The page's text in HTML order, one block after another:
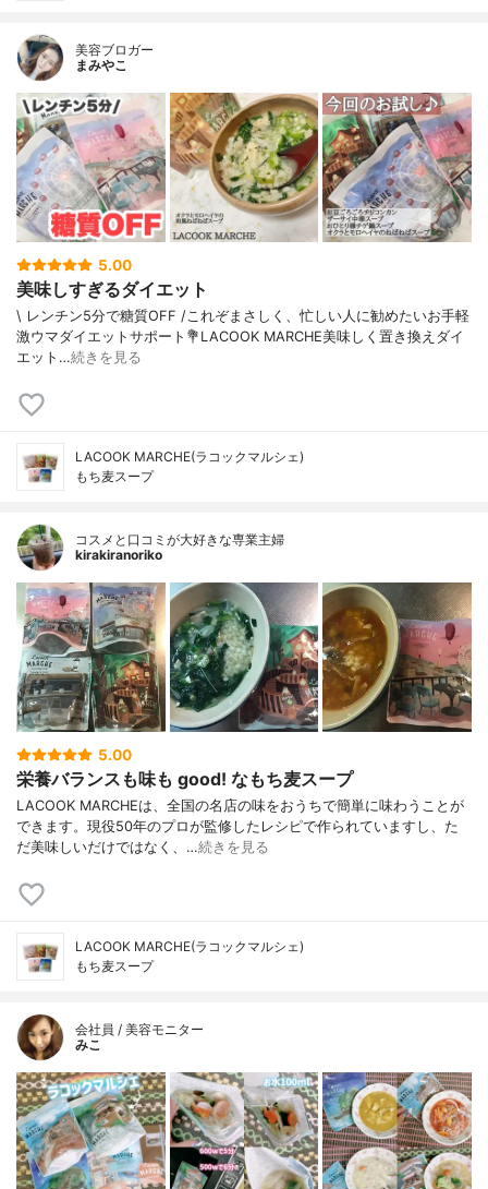
美容ブロガー
まみやこ
5.00
美味しすぎるダイエット
\ レンチン5分で糖質OFF /⁡これぞまさしく、忙しい人に勧めたいお手軽
激ウマダイエットサポート⁡⁡💐LACOOK MARCHE⁡⁡美味しく置き換えダイ
エット…続きを見る
LACOOK MARCHE(ラコックマルシェ)
もち麦スープ
コスメと口コミが大好きな専業主婦
kirakiranoriko
5.00
栄養バランスも味も good! なもち麦スープ
LACOOK MARCHEは、全国の名店の味をおうちで簡単に味わうことが
できます。現役50年のプロが監修したレシピで作られていますし、た
だ美味しいだけではなく、…続きを見る
LACOOK MARCHE(ラコックマルシェ)
もち麦スープ
会社員 / 美容モニター
みこ